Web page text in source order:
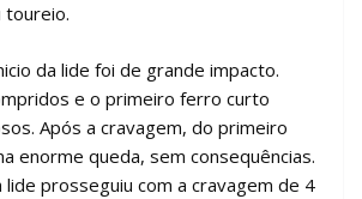
toureio.
da lide foi de grande impacto.
e o primeiro ferro curto
Após a cravagem, do primeiro
enorme queda, sem consequências.
lide prosseguiu com a cravagem de 4